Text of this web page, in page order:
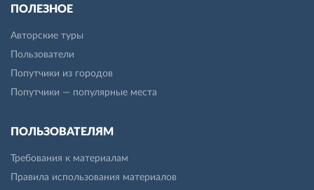
ПОЛЕЗНОЕ
Авторские туры
Пользователи
Попутчики из городов
Попутчики — популярные места
ПОЛЬЗОВАТЕЛЯМ
Требования к материалам
Правила использования материалов